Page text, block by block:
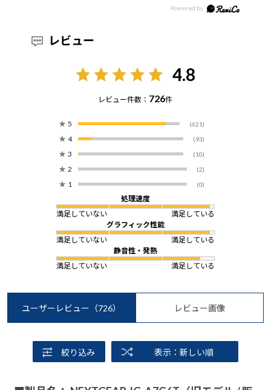
レビュー
4.8
レビュー件数： 726件
★ 5 (621)
★ 4 (93)
★ 3 (10)
★ 2 (2)
★ 1 (0)
処理速度
満足していない
満足している
グラフィック性能
満足していない
満足している
静音性・発熱
満足していない
満足している
ユーザーレビュー （726） レビュー画像
絞り込み 表示：新しい順